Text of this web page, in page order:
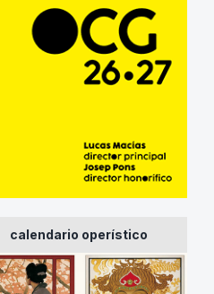
calendario operístico